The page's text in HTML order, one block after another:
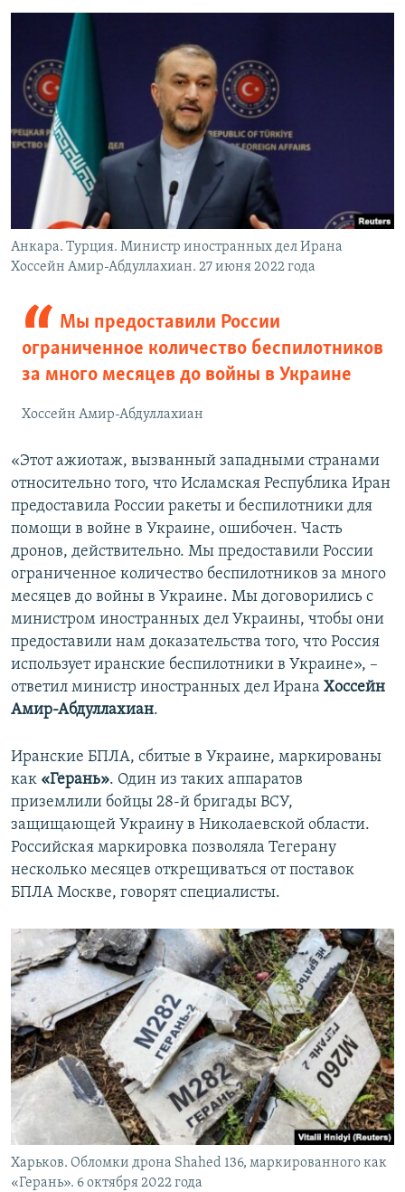
Анкара. Турция. Министр иностранных дел Ирана
Хоссейн Амир-Абдуллахиан. 27 июня 2022 года
Мы предоставили России
ограниченное количество беспилотников
за много месяцев до войны в Украине
Хоссейн Амир-Абдуллахиан
«Этот ажиотаж, вызванный западными странами
относительно того, что Исламская Республика Иран
предоставила России ракеты и беспилотники для
помощи в войне в Украине, ошибочен. Часть
дронов, действительно. Мы предоставили России
ограниченное количество беспилотников за много
месяцев до войны в Украине. Мы договорились с
министром иностранных дел Украины, чтобы они
предоставили нам доказательства того, что Россия
использует иранские беспилотники в Украине», –
ответил министр иностранных дел Ирана Хоссейн
Амир-Абдуллахиан.
Иранские БПЛА, сбитые в Украине, маркированы
как «Герань». Один из таких аппаратов
приземлили бойцы 28-й бригады ВСУ,
защищающей Украину в Николаевской области.
Российская маркировка позволяла Тегерану
несколько месяцев открещиваться от поставок
БПЛА Москве, говорят специалисты.
Харьков. Обломки дрона Shahed 136, маркированного как
«Герань». 6 октября 2022 года